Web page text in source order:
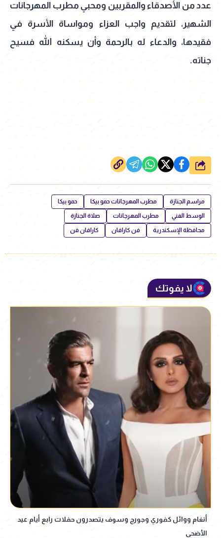
عدد من الأصدقاء والمقربين ومحبي مطرب المهرجانات
الشهير، لتقديم واجب العزاء ومواساة الأسرة في
فقيدها، والدعاء له بالرحمة وأن يسكنه الله فسيح
جناته.
شارك
مراسم الجنازة مطرب المهرجانات حمو بيكا حمو بيكا
الوسط الفني مطرب المهرجانات صلاة الجنازة
محافظة الإسكندرية فن كارافان كارافان فن
لا يفوتك
أنغام ووائل كفوري وجورج وسوف يتصدرون حفلات رابع أيام عيد
الأضحى